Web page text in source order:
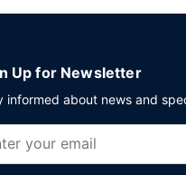
Up for Newsletter
informed about news and